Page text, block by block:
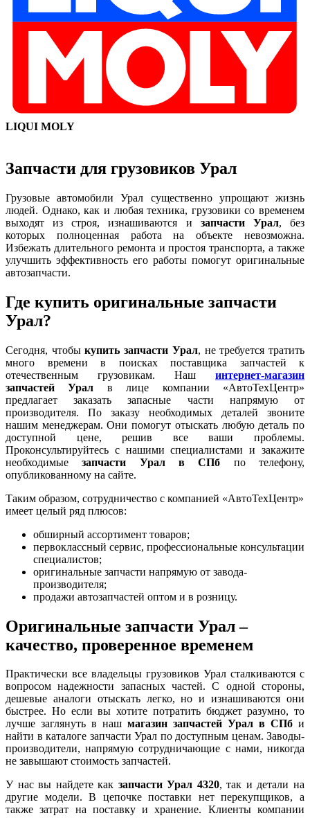
LIQUI MOLY
Запчасти для грузовиков Урал
Грузовые автомобили Урал существенно упрощают жизнь
людей. Однако, как и любая техника, грузовики со временем
выходят из строя, изнашиваются и запчасти Урал, без
которых полноценная работа на объекте невозможна.
Избежать длительного ремонта и простоя транспорта, а также
улучшить эффективность его работы помогут оригинальные
автозапчасти.
Где купить оригинальные запчасти
Урал?
Сегодня, чтобыкупить запчасти Урал, не требуется тратить
много времени в поисках поставщика запчастей к
отечественным грузовикам. Наш интернет-магазин
запчастей Урал в лице компании «АвтоТехЦентр»
предлагает заказать запасные части напрямую от
производителя. По заказу необходимых деталей звоните
нашим менеджерам. Они помогут отыскать любую деталь по
доступной цене, решив все ваши проблемы.
Проконсультируйтесь с нашими специалистами и закажите
необходимыезапчасти Урал в СПб по телефону,
опубликованному на сайте.
Таким образом, сотрудничество с компанией «АвтоТехЦентр»
имеет целый ряд плюсов:
обширный ассортимент товаров;
первоклассный сервис, профессиональные консультации
специалистов;
оригинальные запчасти напрямую от завода-
производителя;
продажи автозапчастей оптом и в розницу.
Оригинальные запчасти Урал –
качество, проверенное временем
Практически все владельцы грузовиков Урал сталкиваются с
вопросом надежности запасных частей. С одной стороны,
дешевые аналоги отыскать легко, но и изнашиваются они
быстрее. Но если вы хотите потратить бюджет разумно, то
лучше заглянуть в наш магазин запчастей Урал в СПб и
найти в каталоге запчасти Урал по доступным ценам. Заводы-
производители, напрямую сотрудничающие с нами, никогда
не завышают стоимость запчастей.
У нас вы найдете как запчасти Урал 4320, так и детали на
другие модели. В цепочке поставки нет перекупщиков, а
также затрат на поставку и хранение. Клиенты компании